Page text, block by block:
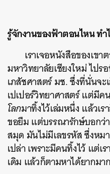
รู้จักงานของฟ้าตอนไหน ท
เราเจอหนังสือของเข
มหาวิทยาลัยเชียงใหม่ ไป
เภสัชศาสตร์ มช. ซึ่งที่นั่นจ
เปเปอร์วิทยาศาสตร์ แต่มีค
โลกมาทิ้งไว้เล่มหนึ่ง แล้วเ
ขอยืม แต่บรรณารักษ์บอกว่
สมุด มันไม่มีเลขรหัส ซึ่งหม
เปล่า เพราะมีคนทิ้งไว้ แต่เ
เดิม แล้วก็ตามหาได้ยากมาก